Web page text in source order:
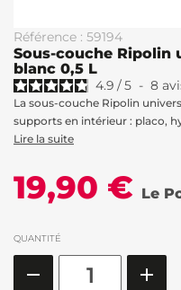
Référence : 59194
Sous-couche Ripolin
blanc 0,5 L
4.9 /5 - 8
La sous-couche Ripolin
supports en intérieur : placo,
Lire la suite
19,90 € Le
QUANTITÉ